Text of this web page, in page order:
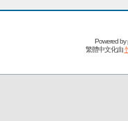
Powered by
繁體中文化由